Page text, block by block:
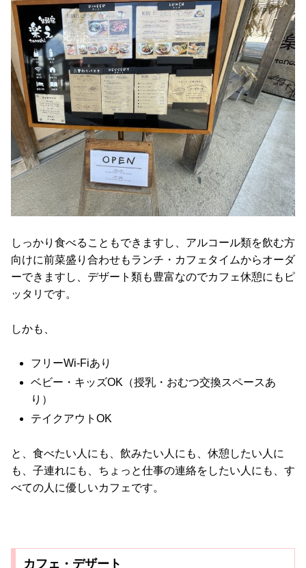
しっかり食べることもできますし、アルコール類を飲む方
向けに前菜盛り合わせもランチ・カフェタイムからオーダ
ーできますし、デザート類も豊富なのでカフェ休憩にもピ
ッタリです。
しかも、
フリーWi-Fiあり
ベビー・キッズOK（授乳・おむつ交換スペースあ
り）
テイクアウトOK
と、食べたい人にも、飲みたい人にも、休憩したい人に
も、子連れにも、ちょっと仕事の連絡をしたい人にも、す
べての人に優しいカフェです。
カフェ・デザート